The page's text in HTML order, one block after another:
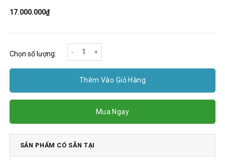
17.000.000₫
Máy nghiền hạt ngô thành mảnh 3A7,5Kw số lượng
Chọn số lượng:
Thêm Vào Giỏ Hàng
Mua Ngay
SẢN PHẨM CÓ SẴN TẠI